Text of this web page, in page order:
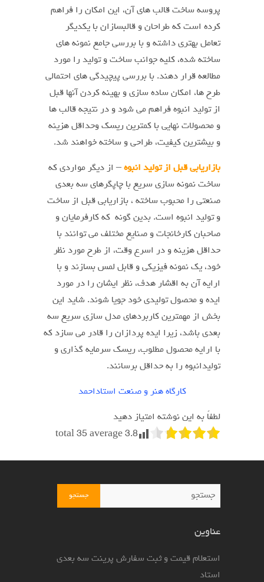
پروسه ساخت قالب های آن، این امکان را فراهم
کرده است که طراحان و قالبسازان با یکدیگر
تعامل بهتری داشته و با بررسی جامع نمونه های
ساخته شده، کلیه جوانب ساخت و تولید را مورد
مطالعه قرار دهند. با بررسی پیچیدگی های احتمالی
طرح ها، امکان ساده سازی و بهینه کردن آنها قبل
از تولید انبوه فراهم می شود و در نتیجه قالب ها
و محصولات نهایی با کمترین ریسک وحداقل هزینه
و بیشترین کیفیت، طراحی و ساخته خواهند شد.
بازاریابی قبل از تولید انبوه – از دیگر مواردی که
ساخت نمونه سازی سریع با چاپگرهای سه بعدی
صنعتی را محبوب ساخته ، بازاریابی قبل از ساخت
و تولید انبوه است. بدین گونه که کارفرمایان و
صاحبان کارخانجات و صنایع مختلف می توانند با
حداقل هزینه و در اسرع وقت، از طرح مورد نظر
خود، یک نمونه فیزیکی و قابل لمس بسازند و با
ارایه آن به اقشار هدف، نظر ایشان را در مورد
ایده و محصول تولیدی خود جویا شوند. شاید این
بخش از مهمترین کاربردهای مدل سازی سریع سه
بعدی باشد، زیرا ایده پردازان را قادر می سازد که
با ارایه محصول مطلوب، ریسک سرمایه گذاری و
تولیدانبوه را به حداقل برسانند.
کارگاه هنر و صنعت استاداحمد
لطفاً به این نوشته امتیاز دهید
total 35 average 3.8
جستجو
عناوین
استعلام قیمت و ثبت سفارش پرینت سه بعدی
استاد